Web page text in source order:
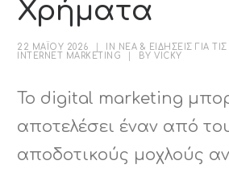
Χρήματα
22 ΜΑΪ́ΟΥ 2026 IN ΝΕΑ & ΕΙΔΗΣΕΙΣ ΓΙΑ
INTERNET MARKETING
BY VICKY
Το digital marketing
αποτελέσει έναν από
αποδοτικούς μοχλούς